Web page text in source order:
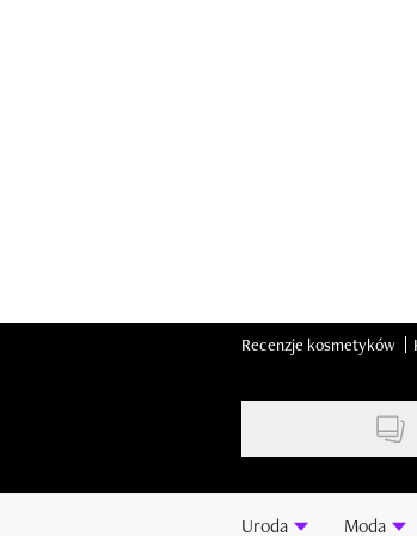
Recenzje kosmetyków
Uroda Moda